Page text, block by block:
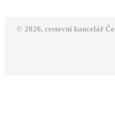
© 2026, cestovní kancelář